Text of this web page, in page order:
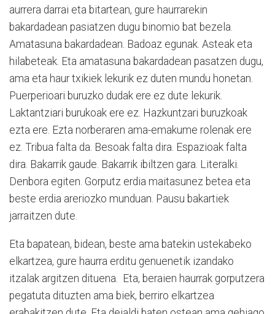
aurrera darrai eta bitartean, gure haurrarekin
bakardadean pasiatzen dugu binomio bat bezela.
Amatasuna bakardadean. Badoaz egunak. Asteak eta
hilabeteak. Eta amatasuna bakardadean pasatzen dugu,
ama eta haur txikiek lekurik ez duten mundu honetan.
Puerperioari buruzko dudak ere ez dute lekurik.
Laktantziari burukoak ere ez. Hazkuntzari buruzkoak
ezta ere. Ezta norberaren ama-emakume rolenak ere
ez. Tribua falta da. Besoak falta dira. Espazioak falta
dira. Bakarrik gaude. Bakarrik ibiltzen gara. Literalki.
Denbora egiten. Gorputz erdia maitasunez betea eta
beste erdia areriozko munduan. Pausu bakartiek
jarraitzen dute.
Eta bapatean, bidean, beste ama batekin ustekabeko
elkartzea, gure haurra erditu genuenetik izandako
itzalak argitzen dituena. Eta, beraien haurrak gorputzera
pegatuta dituzten ama biek, berriro elkartzea